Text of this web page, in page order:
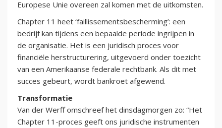
Europese Unie overeen zal komen met de uitkomsten.
Chapter 11 heet ‘faillissementsbescherming’: een
bedrijf kan tijdens een bepaalde periode ingrijpen in
de organisatie. Het is een juridisch proces voor
financiële herstructurering, uitgevoerd onder toezicht
van een Amerikaanse federale rechtbank. Als dit met
succes gebeurt, wordt bankroet afgewend.
Transformatie
Van der Werff omschreef het dinsdagmorgen zo: “Het
Chapter 11-proces geeft ons juridische instrumenten